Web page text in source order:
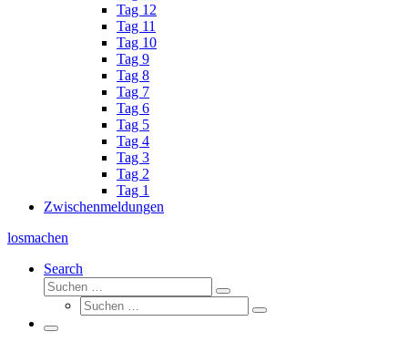
Tag 12
Tag 11
Tag 10
Tag 9
Tag 8
Tag 7
Tag 6
Tag 5
Tag 4
Tag 3
Tag 2
Tag 1
Zwischenmeldungen
losmachen
Search
Suche
Suchen
Suche
Suchen
Menü